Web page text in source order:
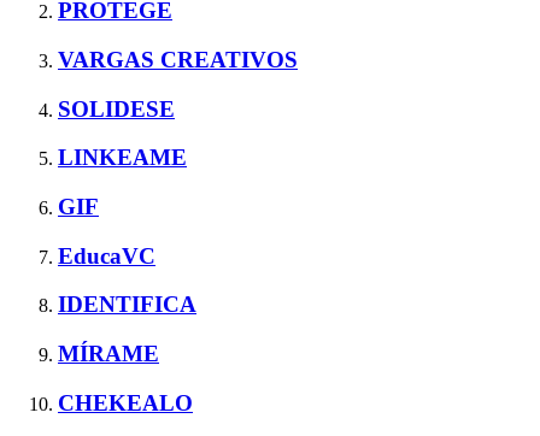
PROTEGE
VARGAS CREATIVOS
SOLIDESE
LINKEAME
GIF
EducaVC
IDENTIFICA
MÍRAME
CHEKEALO